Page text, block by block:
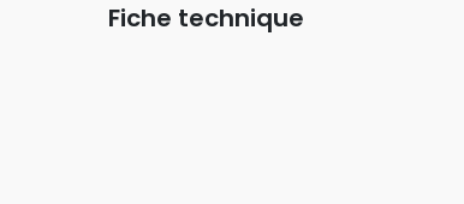
Fiche technique